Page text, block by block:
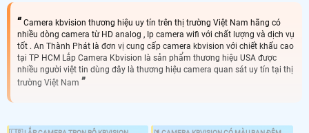
Camera kbvision thương hiệu uy tín trên thị trường Việt Nam hãng có
nhiều dòng camera từ HD analog , Ip camera wifi với chất lượng và dịch vụ
tốt . An Thành Phát là đơn vị cung cấp camera kbvision với chiết khấu cao
tại TP HCM Lắp Camera Kbvision là sản phẩm thương hiệu USA được
nhiều người việt tin dùng đây là thương hiệu camera quan sát uy tín tại thị
trường Việt Nam